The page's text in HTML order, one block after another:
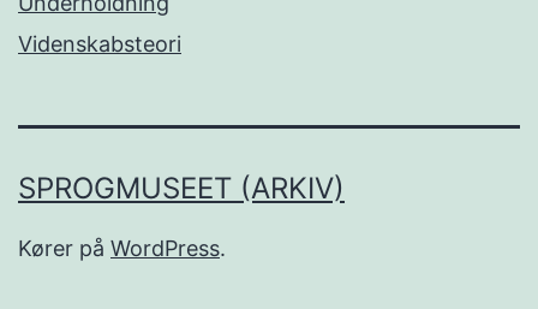
Videnskabsteori
SPROGMUSEET (ARKIV)
Kører på WordPress.